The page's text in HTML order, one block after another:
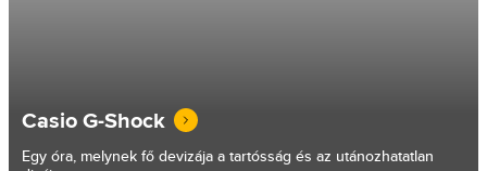
Casio G-Shock
Egy óra, melynek fő devizája a tartósság és az utánozhatatlan